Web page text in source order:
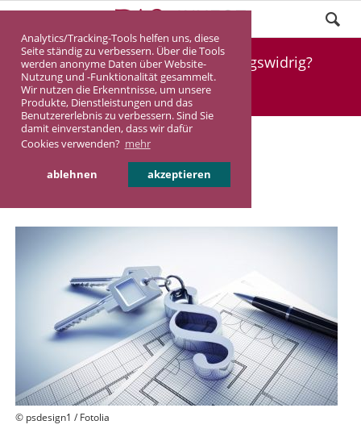
Analytics/Tracking-Tools helfen uns, diese
Seite ständig zu verbessern. Über die Tools
werden anonyme Daten über Website-
Nutzung und -Funktionalität gesammelt.
Wir nutzen die Erkenntnisse, um unsere
Produkte, Dienstleistungen und das
Benutzererlebnis zu verbessern. Sind Sie
damit einverstanden, dass wir dafür
Cookies verwenden? mehr
ablehnen akzeptieren
Ist die Grundsteuer verfassungswidrig?
DASINVEST Aktuelles
Ist die Grundsteuer
verfassungswidrig?
© psdesign1 / Fotolia